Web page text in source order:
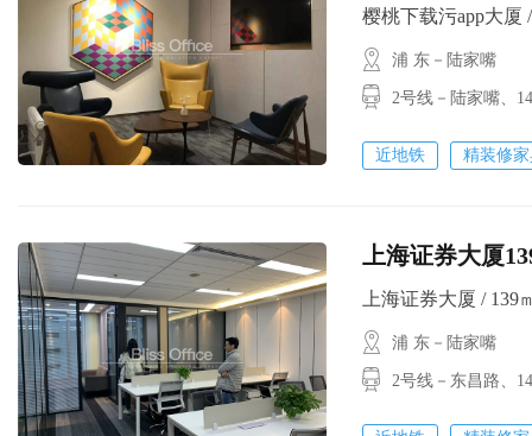
樱桃下载污app大厦
浦 东－陆家嘴
2号线－陆家嘴
近地铁 精装修
上海证券大厦139
上海证券大厦 / 139
浦 东－陆家嘴
2号线－东昌路、